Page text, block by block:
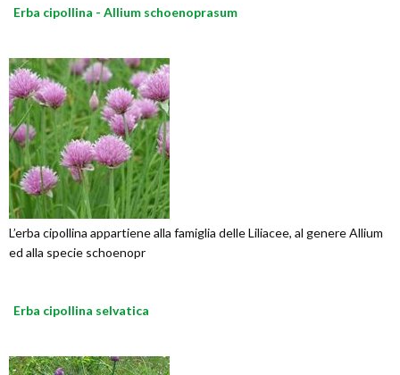
Erba cipollina - Allium schoenoprasum
L’erba cipollina appartiene alla famiglia delle Liliacee, al genere Allium
ed alla specie schoenopr
Erba cipollina selvatica